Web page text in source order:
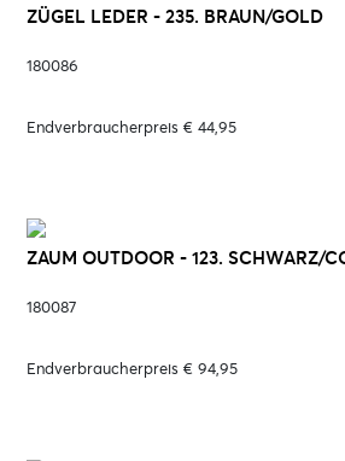
ZÜGEL LEDER - 235. BRAUN/GOLD
180086
Endverbraucherpreis € 44,95
ZAUM OUTDOOR - 123. SCHWARZ/
180087
Endverbraucherpreis € 94,95